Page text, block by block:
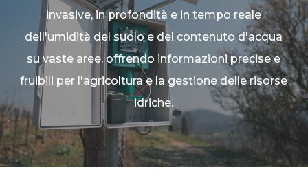
invasive, in profondità e in tempo reale
dell'umidità del suolo e del contenuto d'acqua
su vaste aree, offrendo informazioni precise e
fruibili per l'agricoltura e la gestione delle risorse
idriche.